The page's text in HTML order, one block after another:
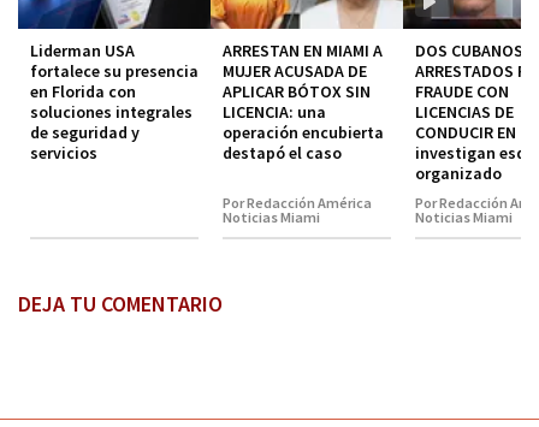
Liderman USA
fortalece su presencia
en Florida con
soluciones integrales
de seguridad y
servicios
ARRESTAN EN MIAMI A
MUJER ACUSADA DE
APLICAR BÓTOX SIN
LICENCIA: una
operación encubierta
destapó el caso
Por Redacción América
Noticias Miami
DOS CUBANOS
ARRESTADOS
FRAUDE CON
LICENCIAS DE
CONDUCIR EN
investigan
organizado
Por Redacción
Noticias Miami
DEJA TU COMENTARIO